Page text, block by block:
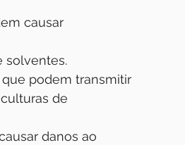
causar
solventes.
podem transmitir
culturas de
danos ao